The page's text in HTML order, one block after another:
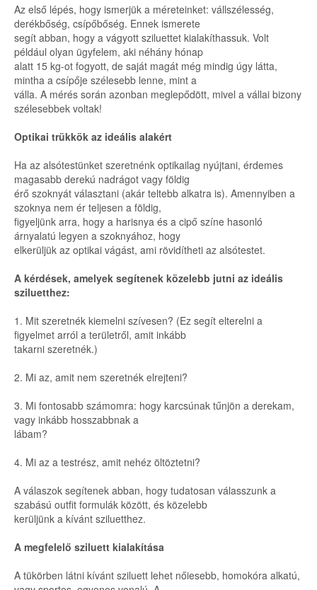
Az első lépés, hogy ismerjük a méreteinket: vállszélesség,
derékbőség, csípőbőség. Ennek ismerete
segít abban, hogy a vágyott sziluettet kialakíthassuk. Volt
például olyan ügyfelem, aki néhány hónap
alatt 15 kg-ot fogyott, de saját magát még mindig úgy látta,
mintha a csípője szélesebb lenne, mint a
válla. A mérés során azonban meglepődött, mivel a vállai bizony
szélesebbek voltak!
Optikai trükkök az ideális alakért
Ha az alsótestünket szeretnénk optikailag nyújtani, érdemes
magasabb derekú nadrágot vagy földig
érő szoknyát választani (akár teltebb alkatra is). Amennyiben a
szoknya nem ér teljesen a földig,
figyeljünk arra, hogy a harisnya és a cipő színe hasonló
árnyalatú legyen a szoknyához, hogy
elkerüljük az optikai vágást, ami rövidítheti az alsótestet.
A kérdések, amelyek segítenek közelebb jutni az ideális
sziluetthez:
1. Mit szeretnék kiemelni szívesen? (Ez segít elterelni a
figyelmet arról a területről, amit inkább
takarni szeretnék.)
2. Mi az, amit nem szeretnék elrejteni?
3. Mi fontosabb számomra: hogy karcsúnak tűnjön a derekam,
vagy inkább hosszabbnak a
lábam?
4. Mi az a testrész, amit nehéz öltöztetni?
A válaszok segítenek abban, hogy tudatosan válasszunk a
szabású outfit formulák között, és közelebb
kerüljünk a kívánt sziluetthez.
A megfelelő sziluett kialakítása
A tükörben látni kívánt sziluett lehet nőiesebb, homokóra alkatú,